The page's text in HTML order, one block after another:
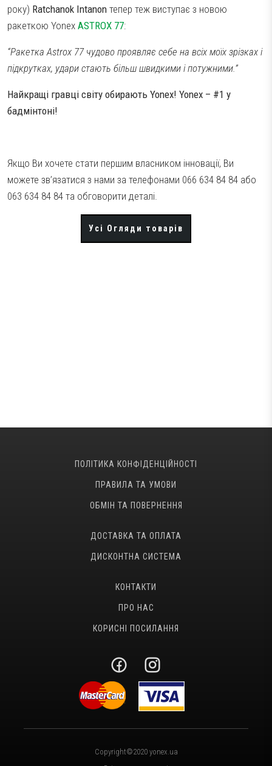
року) Ratchanok Intanon тепер теж виступає з новою
ракеткою Yonex ASTROX 77:
“Ракетка Astrox 77 чудово проявляє себе на всіх моїх зрізках і
підкрутках, удари стають більш швидкими і потужними.”
Найкращі гравці світу обирають Yonex! Yonex – #1 у
бадмінтоні!
Якщо Ви хочете стати першим власником інновації, Ви
можете зв’язатися з нами за телефонами 066 634 84 84 або
063 634 84 84 та обговорити деталі.
Усі Огляди товарів
ПОЛІТИКА КОНФІДЕНЦІЙНОСТІ
ПРАВИЛА ТА УМОВИ
ОБМІН ТА ПОВЕРНЕННЯ
ДОСТАВКА ТА ОПЛАТА
ДИСКОНТНА СИСТЕМА
КОНТАКТИ
ПРО НАС
КОРИСНІ ПОСИЛАННЯ
Copyright©2020 yonex.ua